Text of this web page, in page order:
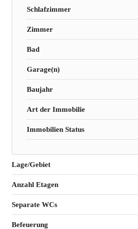
Schlafzimmer
Zimmer
Bad
Garage(n)
Baujahr
Art der Immobilie
Immobilien Status
Lage/Gebiet
Anzahl Etagen
Separate WCs
Befeuerung